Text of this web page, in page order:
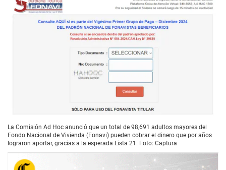
La Comisión Ad Hoc anunció que un total de 98,691 adultos mayores del
Fondo Nacional de Vivienda (Fonavi) pueden cobrar el dinero que por años
lograron aportar, gracias a la esperada Lista 21. Foto: Captura